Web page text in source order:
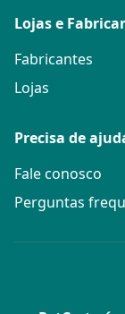
Lojas e
Fabricantes
Lojas
Precisa de
Fale conosco
Perguntas